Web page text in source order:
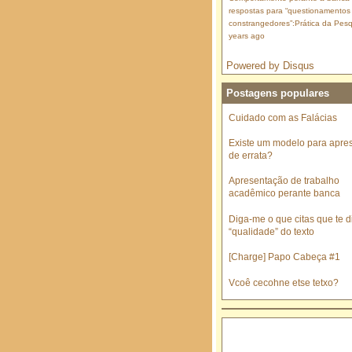
respostas para “questionamentos
constrangedores”:Prática da
years ago
Powered by Disqus
Postagens populares
Cuidado com as Falácias
Existe um modelo para
de errata?
Apresentação de trabalho
acadêmico perante banca
Diga-me o que citas que te
“qualidade” do texto
[Charge] Papo Cabeça #1
Vcoê cecohne etse tetxo?